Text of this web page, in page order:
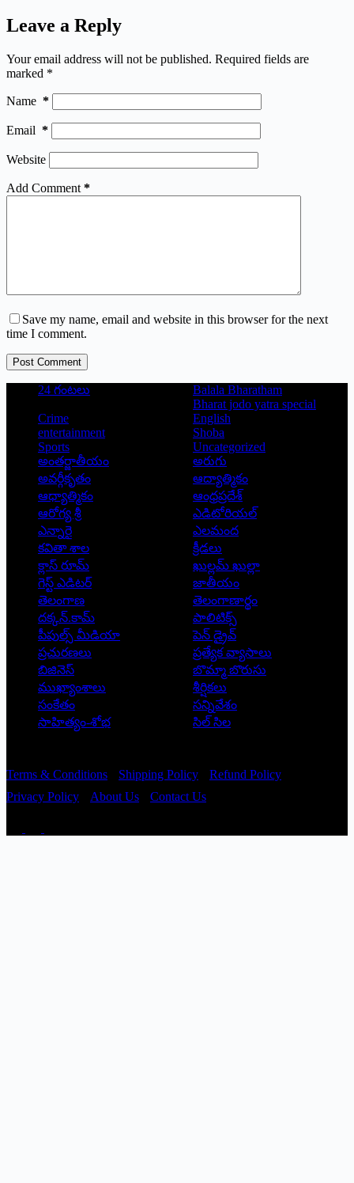
Leave a Reply
Your email address will not be published. Required fields are
marked *
Name *
Email *
Website
Add Comment *
Save my name, email and website in this browser for the next
time I comment.
Post Comment
24 గంటలు
Balala Bharatham
Bharat jodo yatra special
Crime
English
entertainment
Shoba
Sports
Uncategorized
అంతర్జాతీయం
అరుగు
అవర్గీకృతం
ఆద్యాత్మికం
ఆధ్యాత్మికం
ఆంధ్రప్రదేశ్
ఆరోగ్య శ్రీ
ఎడిటోరియల్
ఎన్నారై
ఎలమంద
కవితా శాల
క్రీడలు
క్లాస్ రూమ్
ఖుల్లమ్ ఖుల్లా
గెస్ట్ ఎడిటర్
జాతీయం
తెలంగాణ
తెలంగాణార్థం
దక్కన్.కామ్
పాలిటిక్స్
పీపుల్స్ ‌మీడియా
పెన్ డ్రైవ్
ప్రచురణలు
ప్రత్యేక వ్యాసాలు
బిజినెస్
బొమ్మా బొరుసు
ముఖ్యాంశాలు
శీర్షికలు
సంకేతం
సన్నివేశం
సాహిత్యం-శోభ
సిల్ సిల
Terms & Conditions Shipping Policy
Refund Policy
Privacy Policy
About Us Contact Us